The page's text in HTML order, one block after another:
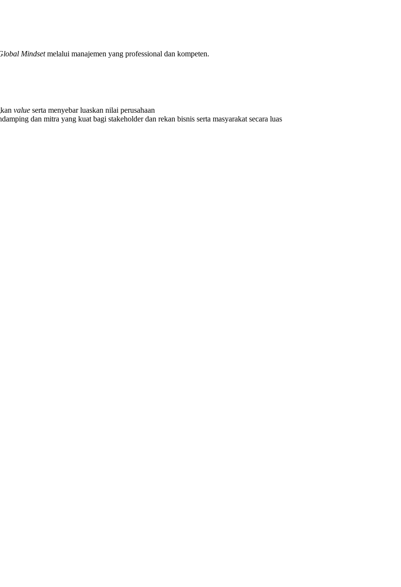
Mindsetmelalui manajemen yang professional dan kompeten.
value serta menyebar luaskan nilai perusahaan
dan mitra yang kuat bagi stakeholderdan rekan bisnis serta masyarakat secara luas